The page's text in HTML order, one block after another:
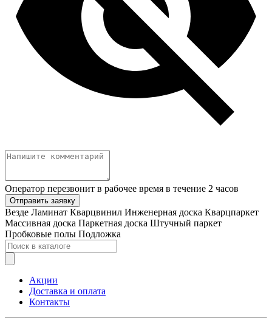
Оператор перезвонит в рабочее время в течение 2 часов
Отправить заявку
Везде Ламинат Кварцвинил Инженерная доска Кварцпаркет
Массивная доска Паркетная доска Штучный паркет
Пробковые полы Подложка
Акции
Доставка и оплата
Контакты